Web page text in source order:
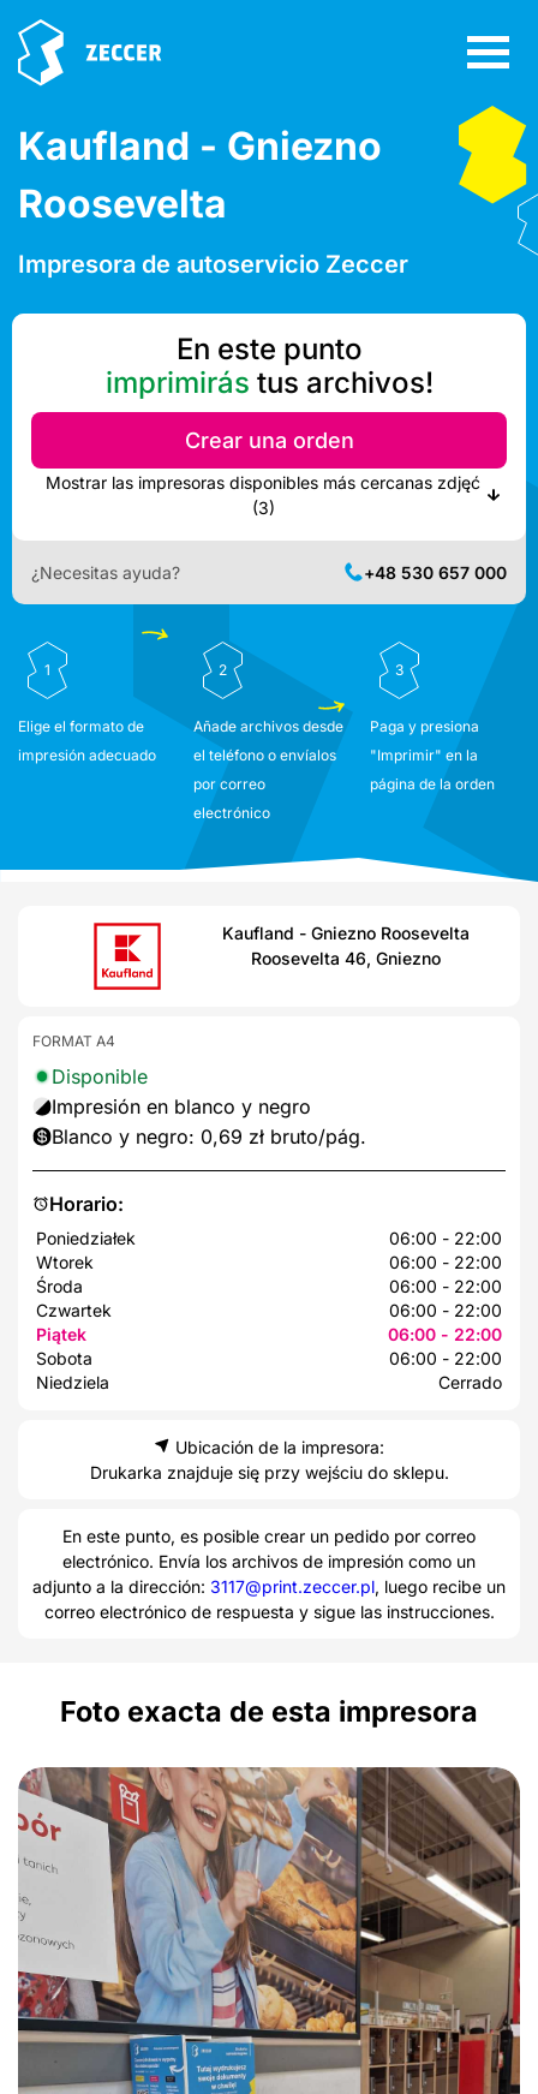
Kaufland - Gniezno
Roosevelta
Impresora de autoservicio Zeccer
En este punto
imprimirás tus archivos!
Crear una orden
Mostrar las impresoras disponibles más cercanas zdjęć
(3)
¿Necesitas ayuda? +48 530 657 000
1
Elige el formato de
impresión adecuado
2
Añade archivos desde
el teléfono o envíalos
por correo
electrónico
3
Paga y presiona
"Imprimir" en la
página de la orden
Kaufland - Gniezno Roosevelta
Roosevelta 46, Gniezno
Horario:
Poniedziałek
06:00 - 22:00
Wtorek
06:00 - 22:00
Środa
06:00 - 22:00
Czwartek
06:00 - 22:00
Piątek
06:00 - 22:00
Sobota
06:00 - 22:00
Niedziela
Cerrado
FORMAT A4
Disponible
Impresión en blanco y negro
Blanco y negro: 0,69 zł bruto/pág.
Ubicación de la impresora:
Drukarka znajduje się przy wejściu do sklepu.
En este punto, es posible crear un pedido por correo
electrónico. Envía los archivos de impresión como un
adjunto a la dirección: 3117@print.zeccer.pl, luego recibe un
correo electrónico de respuesta y sigue las instrucciones.
Foto exacta de esta impresora